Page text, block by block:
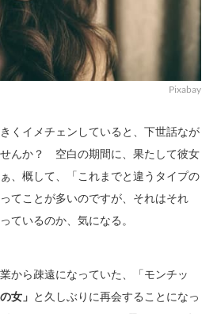
Pixabay
くイメチェンしていると、下世話なが
んか？ 空白の期間に、果たして彼女
、概して、「これまでと違うタイプの
てことが多いのですが、それはそれ
ているのか、気になる。
から疎遠になっていた、「モンチッ
女」
と久しぶりに再会することになっ